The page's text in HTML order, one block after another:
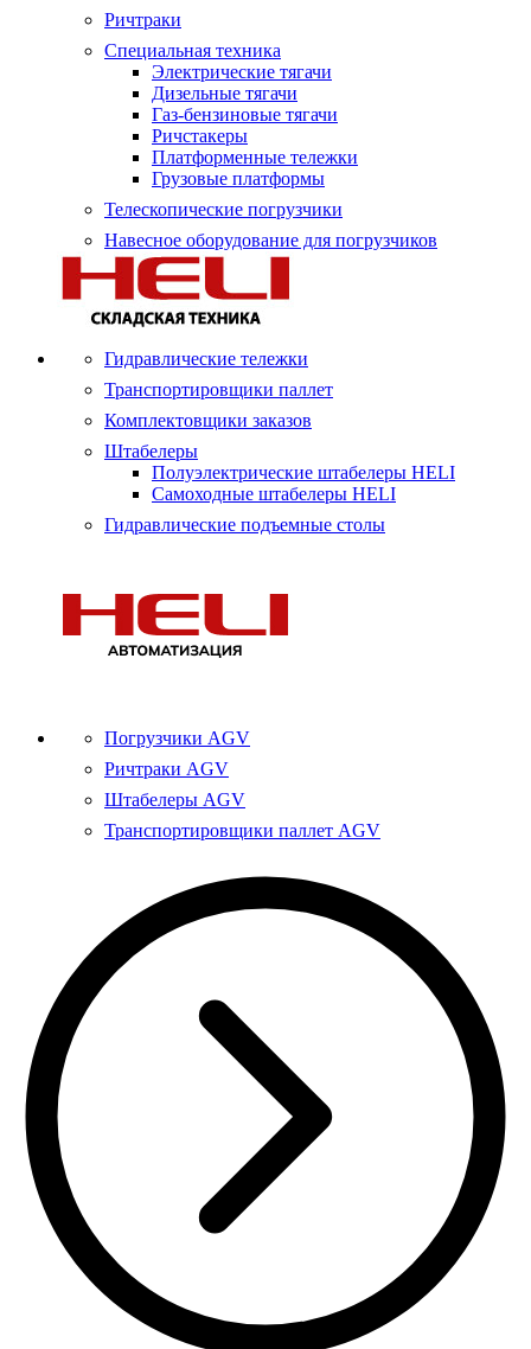
Ричтраки
Специальная техника
Электрические тягачи
Дизельные тягачи
Газ-бензиновые тягачи
Ричстакеры
Платформенные тележки
Грузовые платформы
Телескопические погрузчики
Навесное оборудование для погрузчиков
Гидравлические тележки
Транспортировщики паллет
Комплектовщики заказов
Штабелеры
Полуэлектрические штабелеры HELI
Самоходные штабелеры HELI
Гидравлические подъемные столы
Погрузчики AGV
Ричтраки AGV
Штабелеры AGV
Транспортировщики паллет AGV